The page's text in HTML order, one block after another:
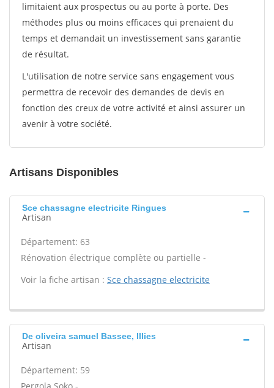
limitaient aux prospectus ou au porte à porte. Des
méthodes plus ou moins efficaces qui prenaient du
temps et demandait un investissement sans garantie
de résultat.
L'utilisation de notre service sans engagement vous
permettra de recevoir des demandes de devis en
fonction des creux de votre activité et ainsi assurer un
avenir à votre société.
Artisans Disponibles
Sce chassagne electricite Ringues
Artisan
Département: 63
Rénovation électrique complète ou partielle -
Voir la fiche artisan : Sce chassagne electricite
De oliveira samuel Bassee, Illies
Artisan
Département: 59